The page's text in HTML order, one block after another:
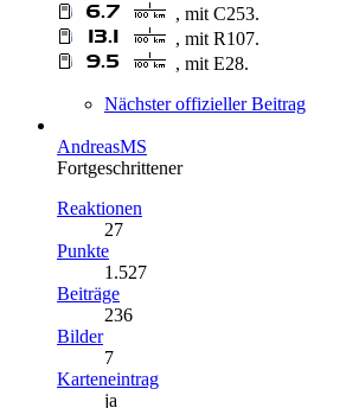
, mit C253.
, mit R107.
, mit E28.
Nächster offizieller Beitrag
AndreasMS
Fortgeschrittener
Reaktionen
27
Punkte
1.527
Beiträge
236
Bilder
7
Karteneintrag
ja